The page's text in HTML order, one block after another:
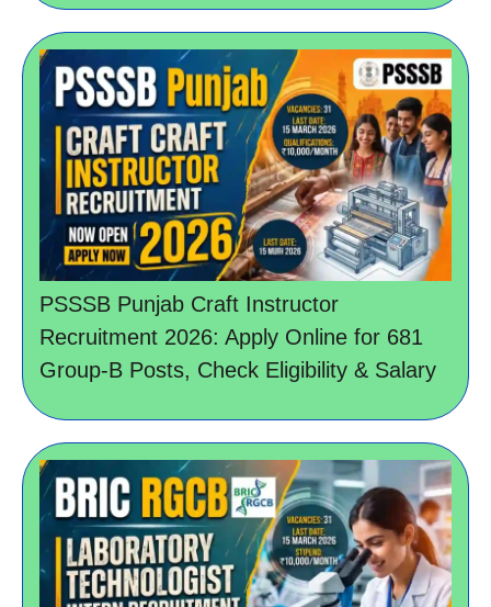
PSSSB Punjab Craft Instructor
Recruitment 2026: Apply Online for 681
Group-B Posts, Check Eligibility & Salary